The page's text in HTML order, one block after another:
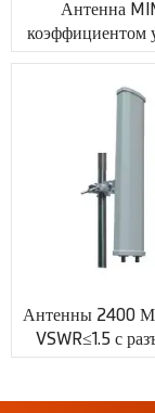
Антенна
коэффициентом
23 дБи и
Антенны 2400
VSWR≤1.5 с
XMR-